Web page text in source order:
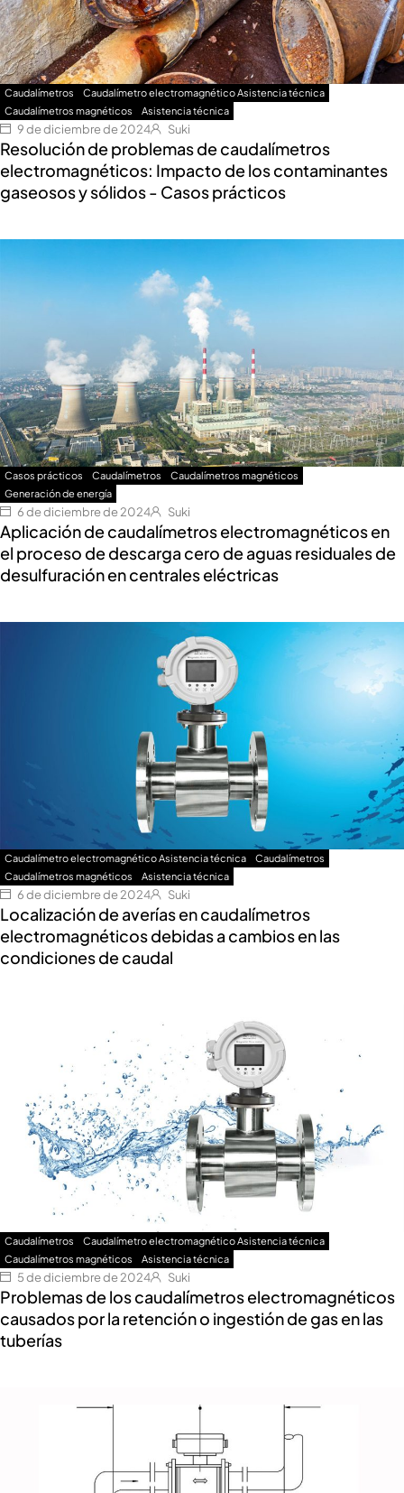
Caudalímetros
Caudalímetro electromagnético Asistencia técnica
Caudalímetros magnéticos
Asistencia técnica
9 de diciembre de 2024 Suki
Resolución de problemas de caudalímetros
electromagnéticos: Impacto de los contaminantes
gaseosos y sólidos - Casos prácticos
Casos prácticos Caudalímetros
Caudalímetros magnéticos
Generación de energía
6 de diciembre de 2024 Suki
Aplicación de caudalímetros electromagnéticos en
el proceso de descarga cero de aguas residuales de
desulfuración en centrales eléctricas
Caudalímetro electromagnético Asistencia técnica
Caudalímetros
Caudalímetros magnéticos
Asistencia técnica
6 de diciembre de 2024 Suki
Localización de averías en caudalímetros
electromagnéticos debidas a cambios en las
condiciones de caudal
Caudalímetros
Caudalímetro electromagnético Asistencia técnica
Caudalímetros magnéticos
Asistencia técnica
5 de diciembre de 2024 Suki
Problemas de los caudalímetros electromagnéticos
causados por la retención o ingestión de gas en las
tuberías